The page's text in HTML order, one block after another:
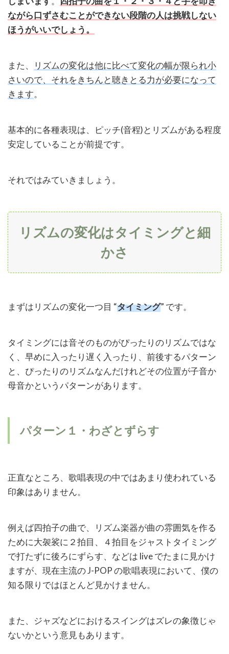
5
好
き
を
聴
い
て
う
5.1
書き
ノー
する
ながら口ずさむことができない段階の人は挑戦しない
ほうがいいでしょう。
また、
リズムの変化は他に比べて変化の幅が限られ小
さいので、それをきちんと聴きとる力が必要になって
きます。
基本的に各種表現は、ピッチ(音程)とリズムがある程度
安定していることが前提です。
それではみていきましょう。
リズムの変化はタイミングと細
かさ
まずはリズムの変化一つ目 “タイミング” です。
タイミングには音そのものがぴったりのリズムではな
く、早めに入ったり遅く入ったり、前後するパターン
と、ぴったりのリズムなんだけれどその位置が子音か
母音かというパターンがあります。
パターン１・わざとずらす
正直なところ、歌唱表現の中ではあまり使われている
印象はありません。
例えば四拍子の曲で、リズム楽器が曲の雰囲気を作る
ために大袈裟に２拍目、４拍目をジャストタイミング
で打たずに後ろにずらす、などは liveでたまに見かけ
ますが、現在主流のJ-POPの歌唱表現において、僕の
知る限りではほとんど見かけません。
また、ジャズなどにおけるスイングはズレの象徴じゃ
ないかという意見もあります。